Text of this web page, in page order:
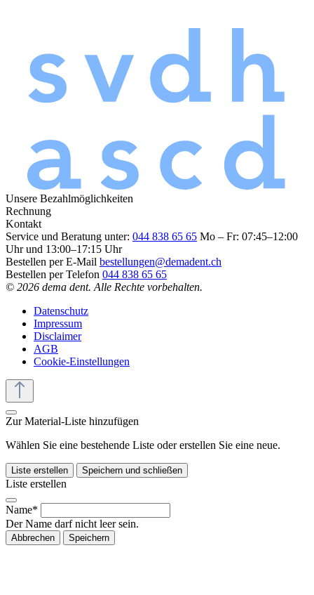
Unsere Bezahlmöglichkeiten
Rechnung
Kontakt
Service und Beratung unter: 044 838 65 65 Mo – Fr: 07:45–12:00
Uhr und 13:00–17:15 Uhr
Bestellen per E-Mail bestellungen@demadent.ch
Bestellen per Telefon 044 838 65 65
© 2026 dema dent. Alle Rechte vorbehalten.
Datenschutz
Impressum
Disclaimer
AGB
Cookie-Einstellungen
Zur Material-Liste hinzufügen
Wählen Sie eine bestehende Liste oder erstellen Sie eine neue.
Liste erstellen Speichern und schließen
Liste erstellen
Name*
Der Name darf nicht leer sein.
Abbrechen Speichern